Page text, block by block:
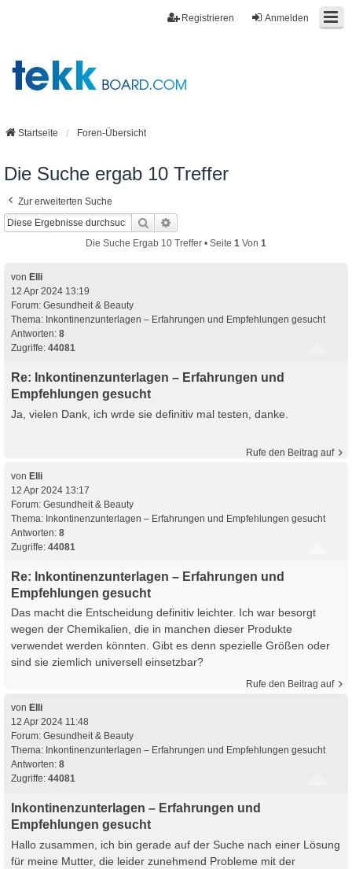
Anmelden
Registrieren
Startseite Foren-Übersicht
Die Suche ergab 10 Treffer
Zur erweiterten Suche
Suche
Die Suche Ergab 10 Treffer • Seite 1 Von 1
von Elli
12 Apr 2024 13:19
Forum: Gesundheit & Beauty
Thema: Inkontinenzunterlagen – Erfahrungen und Empfehlungen gesucht
Antworten: 8
Zugriffe: 44081
Re: Inkontinenzunterlagen – Erfahrungen und
Empfehlungen gesucht
Ja, vielen Dank, ich wrde sie definitiv mal testen, danke.
Rufe den Beitrag auf
von Elli
12 Apr 2024 13:17
Forum: Gesundheit & Beauty
Thema: Inkontinenzunterlagen – Erfahrungen und Empfehlungen gesucht
Antworten: 8
Zugriffe: 44081
Re: Inkontinenzunterlagen – Erfahrungen und
Empfehlungen gesucht
Das macht die Entscheidung definitiv leichter. Ich war besorgt
wegen der Chemikalien, die in manchen dieser Produkte
verwendet werden könnten. Gibt es denn spezielle Größen oder
sind sie ziemlich universell einsetzbar?
Rufe den Beitrag auf
von Elli
12 Apr 2024 11:48
Forum: Gesundheit & Beauty
Thema: Inkontinenzunterlagen – Erfahrungen und Empfehlungen gesucht
Antworten: 8
Zugriffe: 44081
Inkontinenzunterlagen – Erfahrungen und
Empfehlungen gesucht
Hallo zusammen, ich bin gerade auf der Suche nach einer Lösung
für meine Mutter, die leider zunehmend Probleme mit der